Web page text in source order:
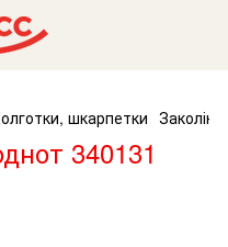
шкарпетки
340131